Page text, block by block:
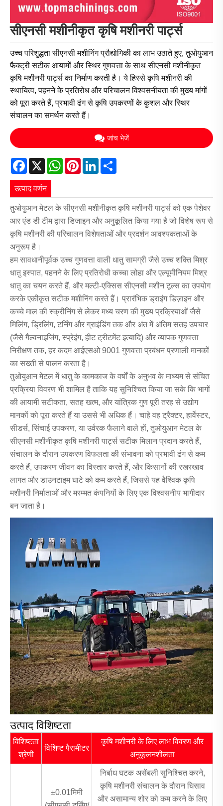
सीएनसी मशीनीकृत कृषि मशीनरी पार्ट्स
उच्च परिशुद्धता सीएनसी मशीनिंग प्रौद्योगिकी का लाभ उठाते हुए, तुओयुआन
फैक्ट्री सटीक आयामों और स्थिर गुणवत्ता के साथ सीएनसी मशीनीकृत
कृषि मशीनरी पार्ट्स का निर्माण करती है। ये हिस्से कृषि मशीनरी की
स्थायित्व, पहनने के प्रतिरोध और परिचालन विश्वसनीयता की मुख्य मांगों
को पूरा करते हैं, प्रभावी ढंग से कृषि उपकरणों के कुशल और स्थिर
संचालन का समर्थन करते हैं।
जांच भेजें
Facebook
X WhatsApp
PinterestLinkedIn
उत्पाद वर्णन
तुओयुआन मेटल के सीएनसी मशीनीकृत कृषि मशीनरी पार्ट्स को एक पेशेवर
आर एंड डी टीम द्वारा डिजाइन और अनुकूलित किया गया है जो विशेष रूप से
कृषि मशीनरी की परिचालन विशेषताओं और प्रदर्शन आवश्यकताओं के
अनुरूप है।
हम सावधानीपूर्वक उच्च गुणवत्ता वाली धातु सामग्री जैसे उच्च शक्ति मिश्र
धातु इस्पात, पहनने के लिए प्रतिरोधी कच्चा लोहा और एल्यूमीनियम मिश्र
धातु का चयन करते हैं, और मल्टी-एक्सिस सीएनसी मशीन टूल्स का उपयोग
करके एकीकृत सटीक मशीनिंग करते हैं। प्रारंभिक ड्राइंग डिज़ाइन और
कच्चे माल की स्क्रीनिंग से लेकर मध्य चरण की मुख्य प्रक्रियाओं जैसे
मिलिंग, ड्रिलिंग, टर्निंग और ग्राइंडिंग तक और अंत में अंतिम सतह उपचार
(जैसे गैल्वनाइजिंग, स्प्रेइंग, हीट ट्रीटमेंट इत्यादि) और व्यापक गुणवत्ता
निरीक्षण तक, हर कदम आईएसओ 9001 गुणवत्ता प्रबंधन प्रणाली मानकों
का सख्ती से पालन करता है।
तुओयुआन मेटल में धातु के कामकाज के वर्षों के अनुभव के माध्यम से संचित
प्रक्रिया विवरण भी शामिल है ताकि यह सुनिश्चित किया जा सके कि भागों
की आयामी सटीकता, सतह खत्म, और यांत्रिक गुण पूरी तरह से उद्योग
मानकों को पूरा करते हैं या उससे भी अधिक हैं। चाहे वह ट्रैक्टर, हार्वेस्टर,
सीडर्स, सिंचाई उपकरण, या उर्वरक फैलाने वाले हों, तुओयुआन मेटल के
सीएनसी मशीनीकृत कृषि मशीनरी पार्ट्स सटीक मिलान प्रदान करते हैं,
संचालन के दौरान उपकरण विफलता की संभावना को प्रभावी ढंग से कम
करते हैं, उपकरण जीवन का विस्तार करते हैं, और किसानों की रखरखाव
लागत और डाउनटाइम घाटे को कम करते हैं, जिससे यह वैश्विक कृषि
मशीनरी निर्माताओं और मरम्मत कंपनियों के लिए एक विश्वसनीय भागीदार
बन जाता है।
उत्पाद विशिष्टता
विशिष्टता
श्रेणी
विशिष्ट पैरामीटर
कृषि मशीनरी के लिए लाभ विवरण और
अनुकूलनशीलता
±0.01मिमी
निर्बाध घटक असेंबली सुनिश्चित करने,
कृषि मशीनरी संचालन के दौरान घिसाव
और असामान्य शोर को कम करने के लिए